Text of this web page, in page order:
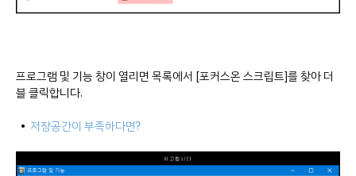
프로그램 및 기능 창이 열리면 목록에서 [포커스온 스크립트]를 찾아 더
블 클릭합니다.
• 저장공간이 부족하다면?